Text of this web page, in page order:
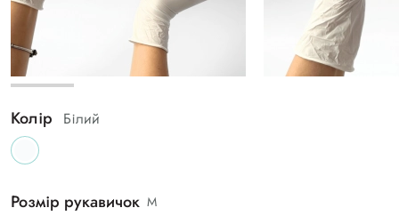
Колір Білий
Розмір рукавичок M